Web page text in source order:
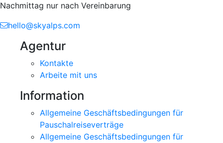
Nachmittag nur nach Vereinbarung
hello@skyalps.com
Agentur
Kontakte
Arbeite mit uns
Information
Allgemeine Geschäftsbedingungen für
Pauschalreiseverträge
Allgemeine Geschäftsbedingungen für